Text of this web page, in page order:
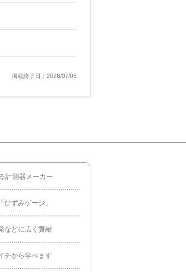
掲載終了日：2026/07/06
計測器メーカー
ひずみゲージ」
などに広く貢献
チから学べます